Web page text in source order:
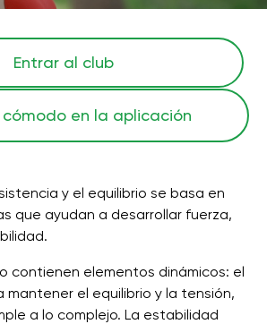
Entrar al club
cómodo en la aplicación
y el equilibrio se basa en
que ayudan a desarrollar fuerza,
contienen elementos dinámicos: el
mantener el equilibrio y la tensión,
a lo complejo. La estabilidad